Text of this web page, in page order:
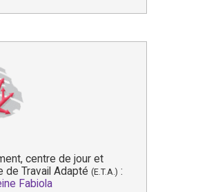
centre de jour et
de Travail Adapté (E.T.A.) :
Fabiola